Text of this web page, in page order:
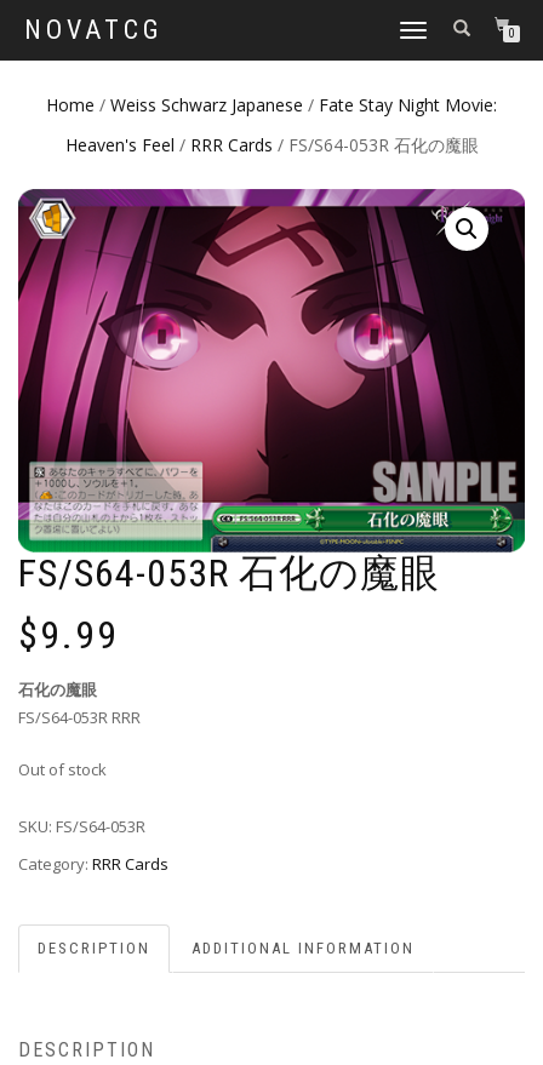
NOVATCG
TOGGLE
0
Home / Weiss Schwarz Japanese / Fate Stay Night Movie:
Heaven's Feel / RRR Cards / FS/S64-053R 石化の魔眼
FS/S64-053R 石化の魔眼
$9.99
石化の魔眼
FS/S64-053R RRR
Out of stock
SKU: FS/S64-053R
Category: RRR Cards
DESCRIPTION ADDITIONAL INFORMATION
DESCRIPTION